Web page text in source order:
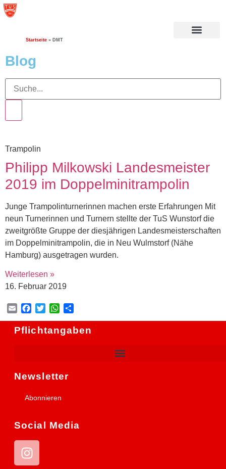
Startseite » DMT
Blog
Trampolin
Philipp Milkowski Landesmeister
2019 im Doppelminitrampolin
Junge Trampolinturnerinnen machen erste Erfahrungen Mit
neun Turnerinnen und Turnern stellte der TuS Wunstorf die
zweitgrößte Gruppe der diesjährigen Landesmeisterschaften
im Doppelminitrampolin, die in Neu Wulmstorf (Nähe
Hamburg) ausgetragen wurden.
Weiterlesen »
16. Februar 2019
EmailFacebook
TwitterWhatsApp
Pflichtangaben
Newsletter
Abonnieren
Social Media